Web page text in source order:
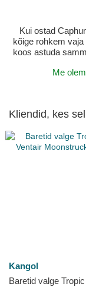
Kui ostad
kõige rohkem
koos astuda
Me
Kliendid, kes
Kangol
Baretid valge